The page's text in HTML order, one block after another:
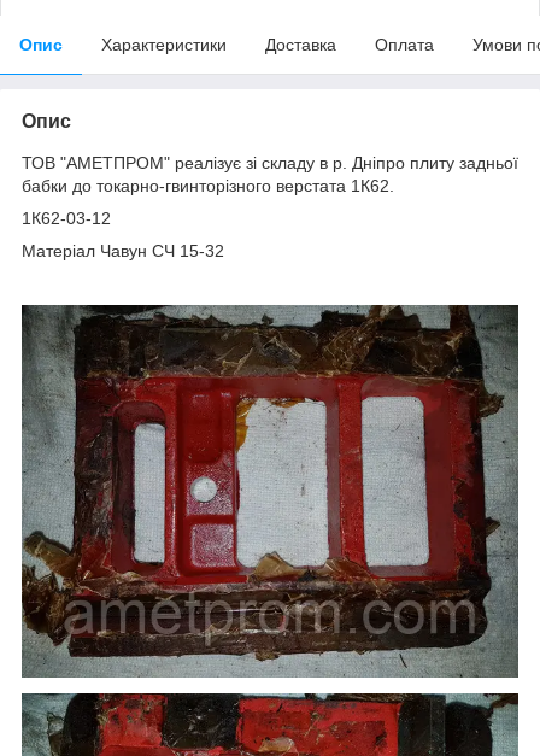
Опис Характеристики Доставка Оплата Умови
Опис
ТОВ "АМЕТПРОМ" реалізує зі складу в р. Дніпро плиту задньої
бабки до токарно-гвинторізного верстата 1К62.
1К62-03-12
Матеріал Чавун СЧ 15-32